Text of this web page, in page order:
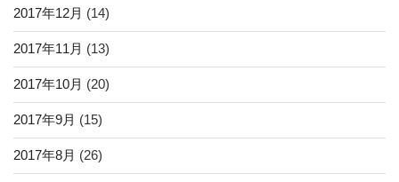
2017年12月 (14)
2017年11月 (13)
2017年10月 (20)
2017年9月 (15)
2017年8月 (26)